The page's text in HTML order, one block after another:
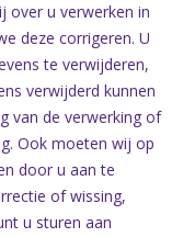
over u verwerken in
deze corrigeren. U
te verwijderen,
verwijderd kunnen
van de verwerking of
Ook moeten wij op
door u aan te
of wissing,
u sturen aan